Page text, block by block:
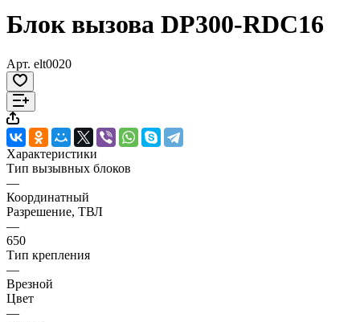
Блок вызова DP300-RDC16
Арт. elt0020
Характеристики
Тип вызывных блоков
—
Координатный
Разрешение, ТВЛ
—
650
Тип крепления
—
Врезной
Цвет
—